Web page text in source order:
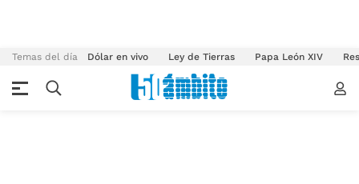
Temas del día Dólar en vivo Ley de Tierras Papa León XIV